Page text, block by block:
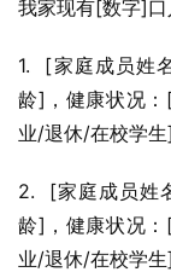
我家现有[数字]口
1.  [家庭成员姓
龄]，健康状况
业/退休/在校学生]
2.  [家庭成员姓
龄]，健康状况
业/退休/在校学生]